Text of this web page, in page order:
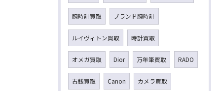
腕時計買取 ブランド腕時計
ルイヴィトン買取 時計買取
オメガ買取 Dior 万年筆買取 RADO
古銭買取 Canon カメラ買取